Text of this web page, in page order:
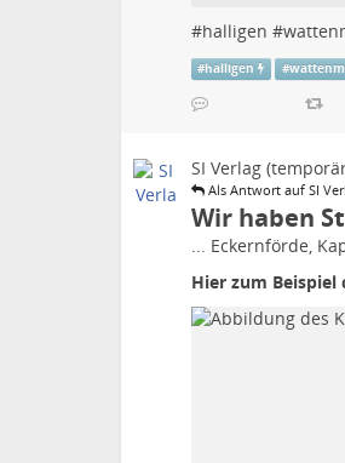
#halligen #
#halligen #
SI Verlag
Als Antwort auf SI
Wir haben
... Eckernförde,
Hier zum Beispiel